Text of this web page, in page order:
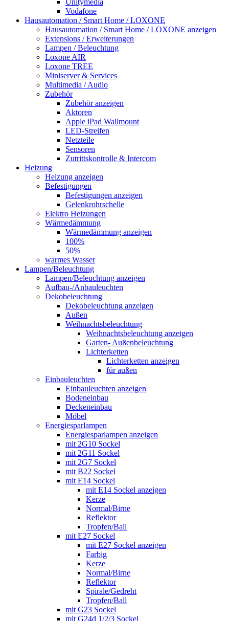
Vodafone
Hausautomation / Smart Home / LOXONE
Hausautomation / Smart Home / LOXONE anzeigen
Extensions / Erweiterungen
Lampen / Beleuchtung
Loxone AIR
Loxone TREE
Miniserver & Services
Multimedia / Audio
Zubehör
Zubehör anzeigen
Aktoren
Apple iPad Wallmount
LED-Streifen
Netzteile
Sensoren
Zutrittskontrolle & Intercom
Heizung
Heizung anzeigen
Befestigungen
Befestigungen anzeigen
Gelenkrohrschelle
Elektro Heizungen
Wärmedämmung
Wärmedämmung anzeigen
100%
50%
warmes Wasser
Lampen/Beleuchtung
Lampen/Beleuchtung anzeigen
Aufbau-/Anbauleuchten
Dekobeleuchtung
Dekobeleuchtung anzeigen
Außen
Weihnachtsbeleuchtung
Weihnachtsbeleuchtung anzeigen
Garten- Außenbeleuchtung
Lichterketten
Lichterketten anzeigen
für außen
Einbauleuchten
Einbauleuchten anzeigen
Bodeneinbau
Deckeneinbau
Möbel
Energiesparlampen
Energiesparlampen anzeigen
mit 2G10 Sockel
mit 2G11 Sockel
mit 2G7 Sockel
mit B22 Sockel
mit E14 Sockel
mit E14 Sockel anzeigen
Kerze
Normal/Birne
Reflektor
Tropfen/Ball
mit E27 Sockel
mit E27 Sockel anzeigen
Farbig
Kerze
Normal/Birne
Reflektor
Spirale/Gedreht
Tropfen/Ball
mit G23 Sockel
mit G24d 1/2/3 Sockel